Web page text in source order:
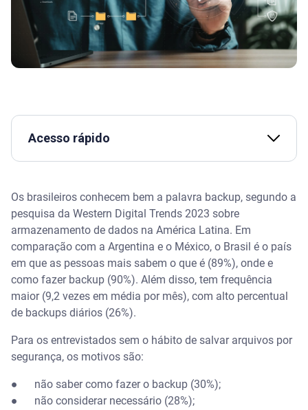
Acesso rápido
Por que o backup é útil para os usuários
Como fazer backup em computadores e celulares
Como monitorar seus dados e ampliar a segurança
digital
Os brasileiros conhecem bem a palavra backup, segundo a
pesquisa da Western Digital Trends 2023 sobre
armazenamento de dados na América Latina. Em
comparação com a Argentina e o México, o Brasil é o país
em que as pessoas mais sabem o que é (89%), onde e
como fazer backup (90%). Além disso, tem frequência
maior (9,2 vezes em média por mês), com alto percentual
de backups diários (26%).
Para os entrevistados sem o hábito de salvar arquivos por
segurança, os motivos são:
● não saber como fazer o backup (30%);
● não considerar necessário (28%);